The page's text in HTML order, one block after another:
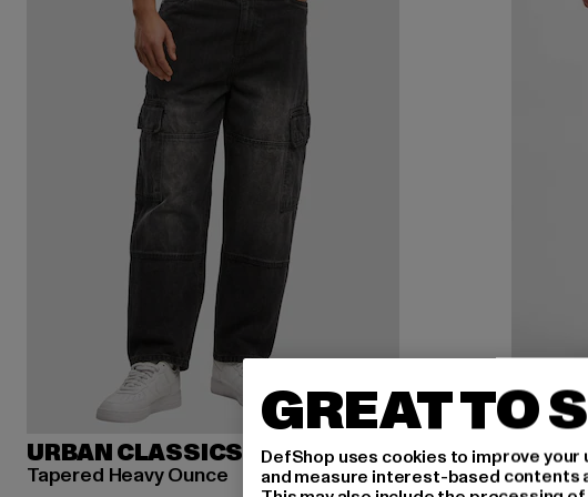
URBAN CLASSICS
Tapered Heavy Ounce
KARL
GREAT TO
DefShop uses cookies to improve
and measure interest-based contents